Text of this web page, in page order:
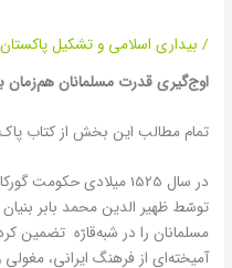
/ بیداری اسلامی و تشکیل پاکستان
اوج‌گیری قدرت مسلمانان هم‌زمان
تمام مطالب این بخش از کتاب
در سال 1525 میلادی
مسلمانان را در شبه‌قارّه تضمین
آمیخته‌ای از فرهنگ ایرانی،